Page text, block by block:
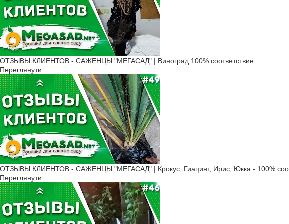
ОТЗЫВЫ КЛИЕНТОВ - САЖЕНЦЫ "МЕГАСАД" | Виноград 100% соответствие
Переглянути
ОТЗЫВЫ КЛИЕНТОВ - САЖЕНЦЫ "МЕГАСАД" | Крокус, Гиацинт, Ирис, Юкка - 100%
Переглянути